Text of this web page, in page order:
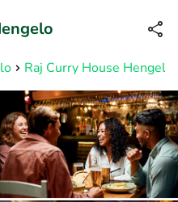
Bereikbaar tot 23:00 uur
Raj Curry House Hengelo